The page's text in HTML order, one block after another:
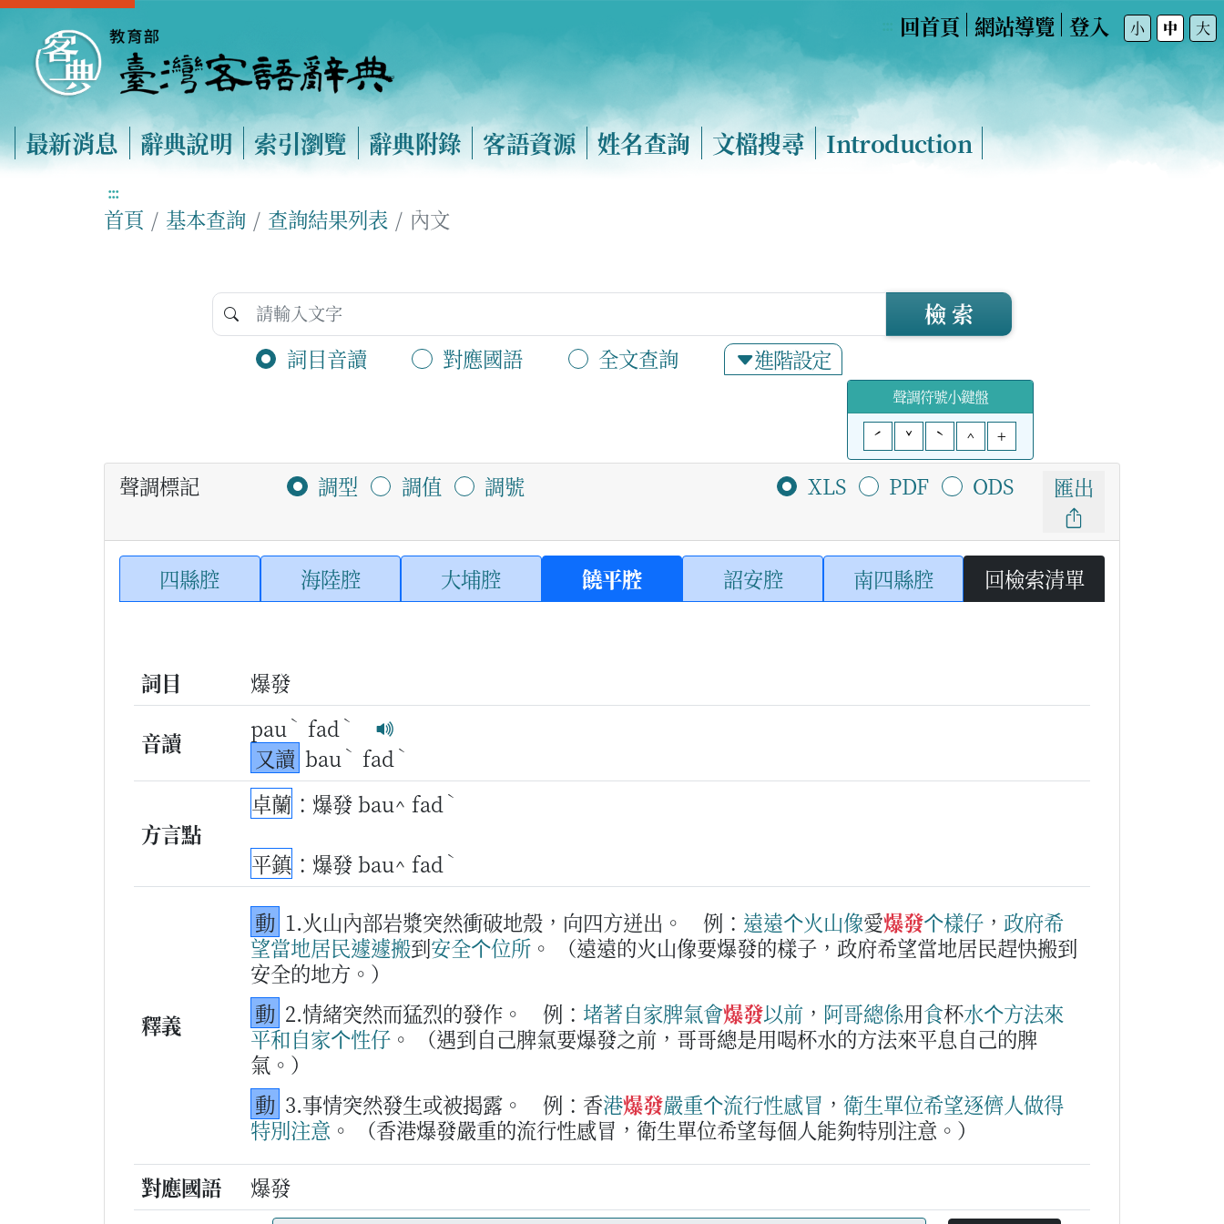
回首頁 網站導覽 登入 小 中 大
最新消息 辭典說明 索引瀏覽 辭典附錄 客語資源 姓名查詢 文檔搜尋 Introduction
:::
首頁 基本查詢 查詢結果列表 內文
詞目音讀 對應國語 全文查詢 進階設定
檢 索
聲調符號小鍵盤
ˊ
ˇ ˋ ^ +
聲調標記 調型 調值 調號 XLS PDF ODS 匯出
四縣腔 海陸腔 大埔腔 饒平腔 詔安腔 南四縣腔 回檢索清單
詞目 爆發
音讀 pau ˋ fad ˋ
又讀 bau ˋ fad ˋ
方言點
卓蘭 ：爆發 bau^ fad ˋ
平鎮 ：爆發 bau^ fad ˋ
釋義
動 1.火山內部岩漿突然衝破地殼，向四方迸出。 例： 遠遠个火山像愛爆發个樣仔 ， 政府希
望當地居民遽遽搬到安全个位所 。
（遠遠的火山像要爆發的樣子，政府希望當地居民趕快搬到
安全的地方。）
動 2.情緒突然而猛烈的發作。 例： 堵著自家脾氣會爆發以前 ， 阿哥總係用食杯水个方法來
平和自家个性仔 。
（遇到自己脾氣要爆發之前，哥哥總是用喝杯水的方法來平息自己的脾
氣。）
動 3.事情突然發生或被揭露。 例：香港爆發嚴重个流行性感冒 ， 衛生單位希望逐儕人做得
特別注意 。
（香港爆發嚴重的流行性感冒，衛生單位希望每個人能夠特別注意。）
對應國語
爆發